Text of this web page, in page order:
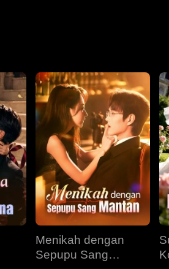
Menikah dengan
Sepupu Sang